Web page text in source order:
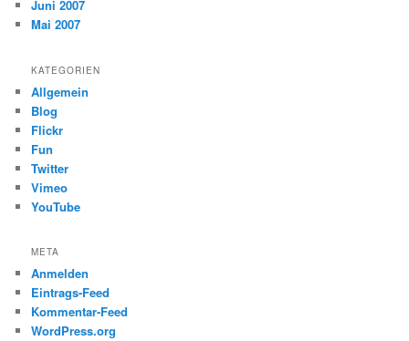
Juni 2007
Mai 2007
KATEGORIEN
Allgemein
Blog
Flickr
Fun
Twitter
Vimeo
YouTube
META
Anmelden
Eintrags-Feed
Kommentar-Feed
WordPress.org